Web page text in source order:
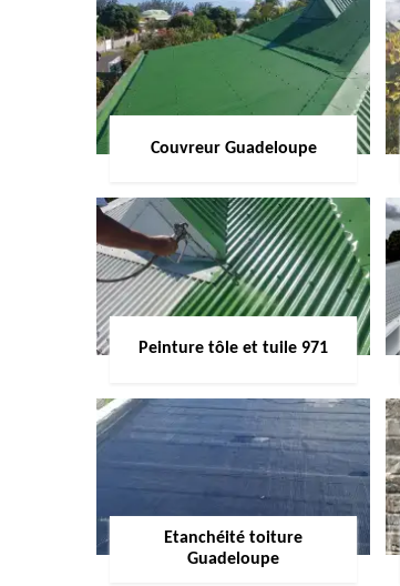
Couvreur Guadeloupe
Peinture tôle et tuile 971
Etanchéité toiture
Guadeloupe